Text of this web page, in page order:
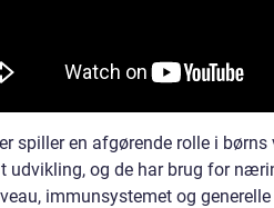
spiller en afgørende rolle i
udvikling, og de har brug for
immunsystemet og